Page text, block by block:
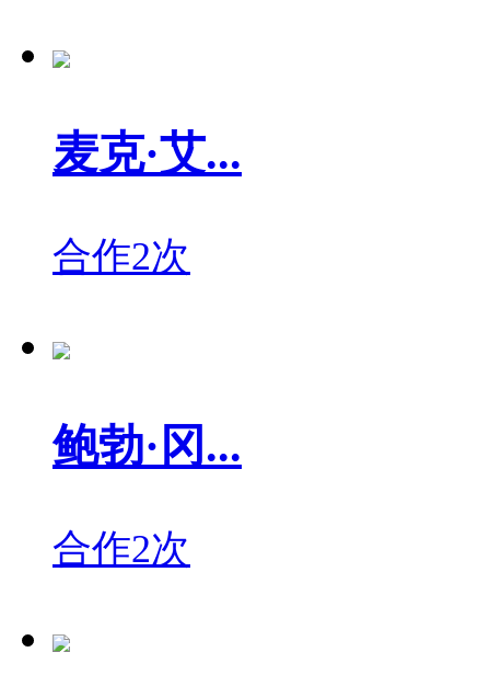
麦克·艾...
合作2次
鲍勃·冈...
合作2次